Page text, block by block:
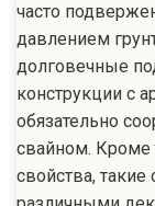
часто
давлением
долговечные
конструкции с
обязательно
свайном. Кроме
свойства,